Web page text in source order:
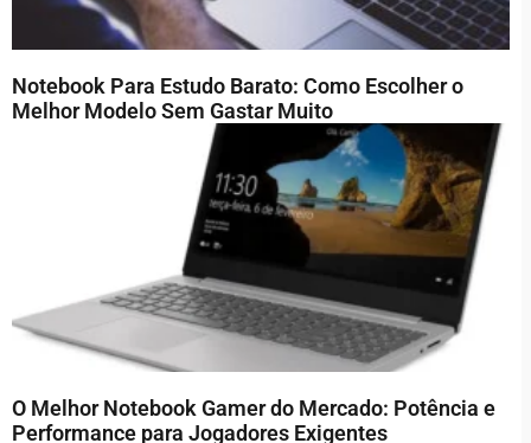
Notebook Para Estudo Barato: Como Escolher o
Melhor Modelo Sem Gastar Muito
O Melhor Notebook Gamer do Mercado: Potência e
Performance para Jogadores Exigentes